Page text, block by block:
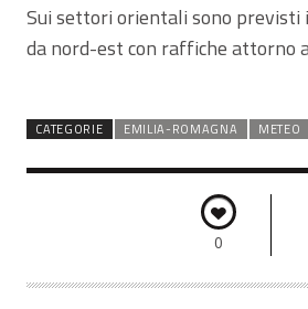
Sui settori orientali sono
da nord-est con raffiche attorno
CATEGORIE EMILIA-ROMAGNA METEO
0